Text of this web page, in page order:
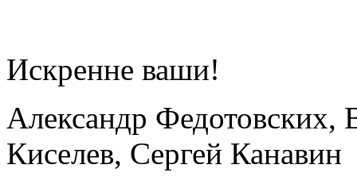
Искренне ваши!
Александр
Киселев, Сергей Канавин